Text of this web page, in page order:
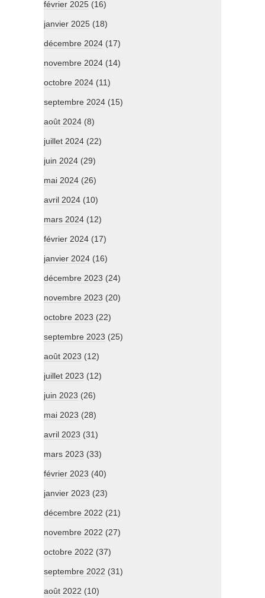
février 2025 (16)
janvier 2025 (18)
décembre 2024 (17)
novembre 2024 (14)
octobre 2024 (11)
septembre 2024 (15)
août 2024 (8)
juillet 2024 (22)
juin 2024 (29)
mai 2024 (26)
avril 2024 (10)
mars 2024 (12)
février 2024 (17)
janvier 2024 (16)
décembre 2023 (24)
novembre 2023 (20)
octobre 2023 (22)
septembre 2023 (25)
août 2023 (12)
juillet 2023 (12)
juin 2023 (26)
mai 2023 (28)
avril 2023 (31)
mars 2023 (33)
février 2023 (40)
janvier 2023 (23)
décembre 2022 (21)
novembre 2022 (27)
octobre 2022 (37)
septembre 2022 (31)
août 2022 (10)